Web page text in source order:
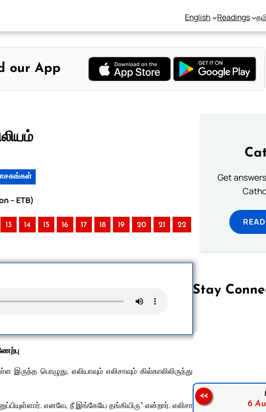
English Readings
our App
– ETB)
13 14 15 16 17 18 19 20 21 22
பொழுது, எலியாவும் எலிசாவும் கில்காலிலிருந்து
எனவே, நீ இங்கேயே தங்கியிரு” என்றார். எலிசா
Get
Stay
Follow us on Facebook
6
<<